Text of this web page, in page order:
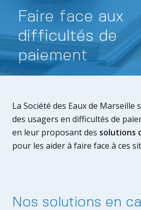
Faire face aux
difficultés de
paiement
La Société des Eaux de Marseille
des usagers en difficultés de
en leur proposant des solutions
pour les aider à faire face à ces
Nos solutions en